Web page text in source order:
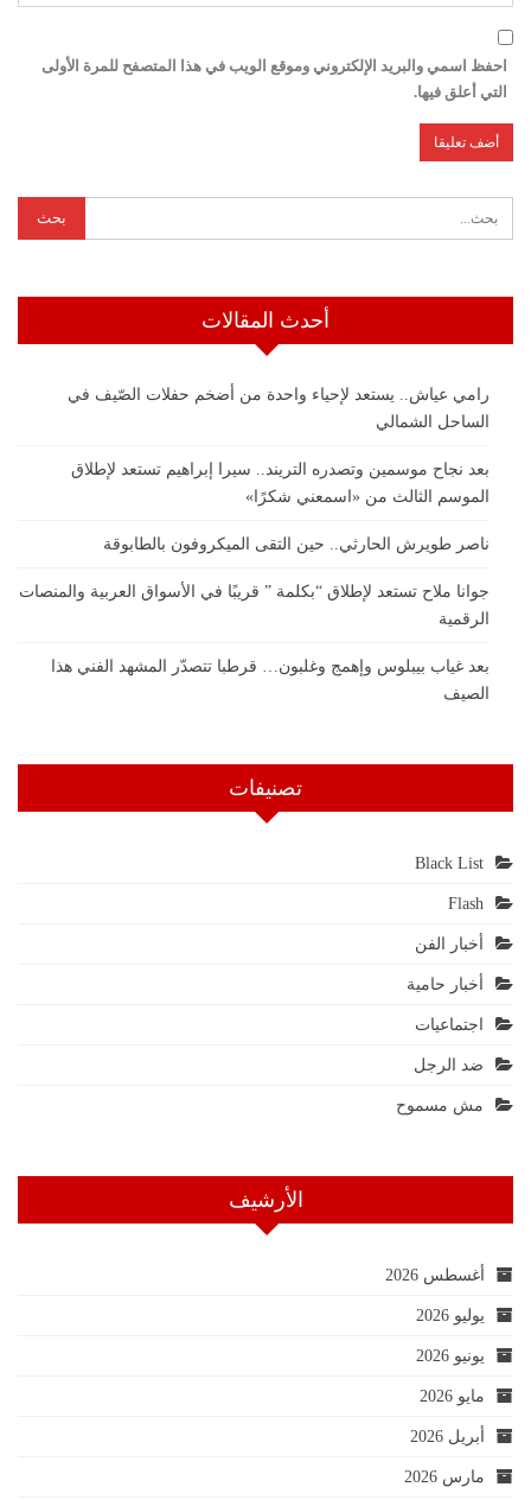
احفظ اسمي والبريد الإلكتروني وموقع الويب في هذا المتصفح للمرة الأولى
التي أعلق فيها.
أحدث المقالات
رامي عياش.. يستعد لإحياء واحدة من أضخم حفلات الصّيف في
الساحل الشمالي
بعد نجاح موسمين وتصدره التريند.. سيرا إبراهيم تستعد لإطلاق
الموسم الثالث من «اسمعني شكرًا»
ناصر طويرش الحارثي.. حين التقى الميكروفون بالطابوقة
جوانا ملاح تستعد لإطلاق “بكلمة ” قريبًا في الأسواق العربية والمنصات
الرقمية
بعد غياب بيبلوس وإهمج وغلبون… قرطبا تتصدّر المشهد الفني هذا
الصيف
تصنيفات
Black List
Flash
أخبار الفن
أخبار حامية
اجتماعيات
ضد الرجل
مش مسموح
الأرشيف
أغسطس 2026
يوليو 2026
يونيو 2026
مايو 2026
أبريل 2026
مارس 2026